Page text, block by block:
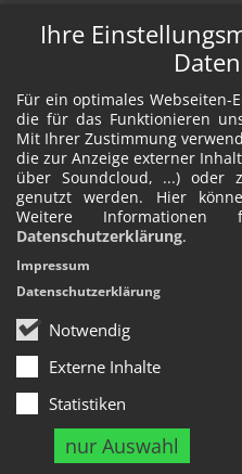
Ihre
Für ein optimales Webseiten-
die für das Funktionieren
Mit Ihrer Zustimmung
die zur Anzeige externer
über Soundcloud, ...) oder
genutzt werden. Hier
Weitere
Datenschutzerklärung.
Notwendig
Externe Inhalte
Statistiken
nur Auswahl
Impressum
Datenschutzerklärung